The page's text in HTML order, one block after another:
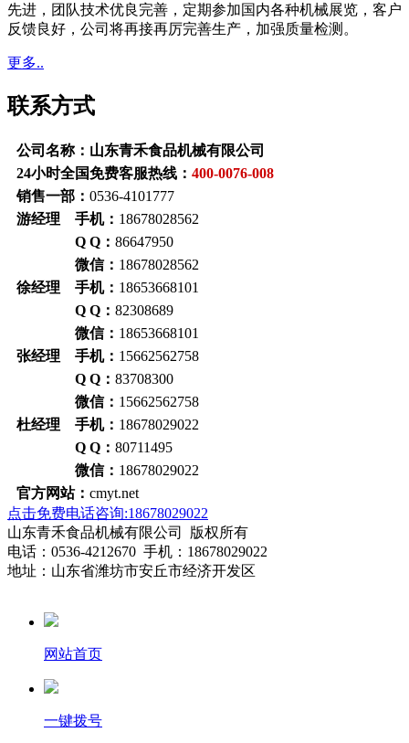
先进，团队技术优良完善，定期参加国内各种机械展览，客户
反馈良好，公司将再接再厉完善生产，加强质量检测。
更多..
联系方式
公司名称：山东青禾食品机械有限公司
24小时全国免费客服热线： 400-0076-008
销售一部： 0536-4101777
游经理 手机： 18678028562
Q Q： 86647950
微信： 18678028562
徐经理 手机： 18653668101
Q Q： 82308689
微信： 18653668101
张经理 手机： 15662562758
Q Q： 83708300
微信： 15662562758
杜经理 手机： 18678029022
Q Q： 80711495
微信： 18678029022
官方网站： cmyt.net
点击免费电话咨询:18678029022
山东青禾食品机械有限公司 版权所有
电话：0536-4212670 手机：18678029022
地址：山东省潍坊市安丘市经济开发区
网站首页
一键拨号